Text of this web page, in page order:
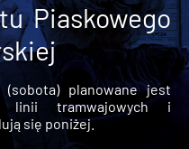
Piaskowego
planowane jest
linii tramwajowych i
się poniżej.